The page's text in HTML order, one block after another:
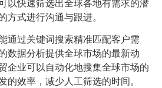
以快速筛选出全球各地有需求的潜
方式进行沟通与跟进。
通过关键词搜索精准匹配客户需
数据分析提供全球市场的最新动
企业可以自动化地搜集全球市场的
的效率，减少人工筛选的时间。